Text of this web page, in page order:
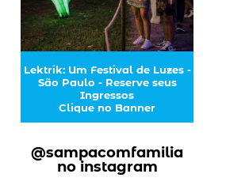
Lektrik: Um Festival de Luzes -
São Paulo - Reserve seus
Ingressos
Clique no Banner
@sampacomfamilia
no instagram